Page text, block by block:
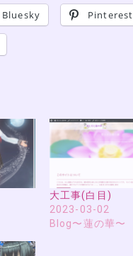
Bluesky Pinterest
大工事(白目)
2023-03-02
Blog〜蓮の華〜